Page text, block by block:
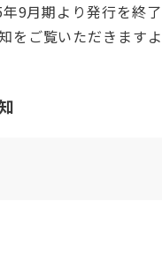
9月期より発行を終
ご覧いただきますよ